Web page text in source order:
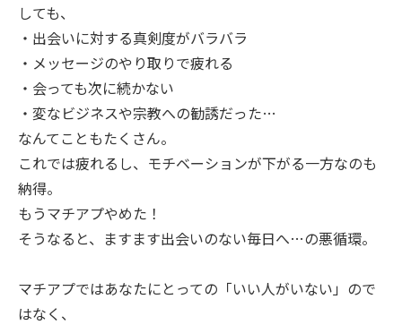
しても、
・出会いに対する真剣度がバラバラ
・メッセージのやり取りで疲れる
・会っても次に続かない
・変なビジネスや宗教への勧誘だった…
なんてこともたくさん。
これでは疲れるし、モチベーションが下がる一方なのも
納得。
もうマチアプやめた！
そうなると、ますます出会いのない毎日へ…の悪循環。
マチアプではあなたにとっての「いい人がいない」ので
はなく、